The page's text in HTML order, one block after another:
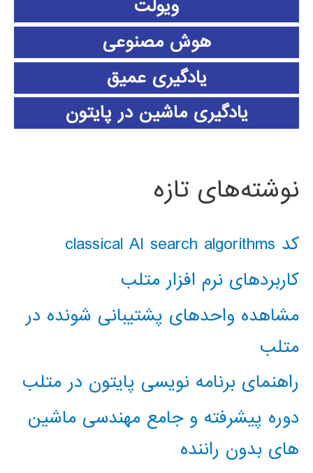
ویولت
هوش مصنوعی
یادگیری عمیق
یادگیری ماشین در پایتون
نوشته‌های تازه
کد classical AI search algorithms
کاربردهای نرم افزار متلب
مشاهده واحدهای پشتیبانی شونده در
متلب
راهنمای برنامه نویسی پایتون در متلب
دوره پیشرفته و جامع مهندسی ماشین
های بدون راننده